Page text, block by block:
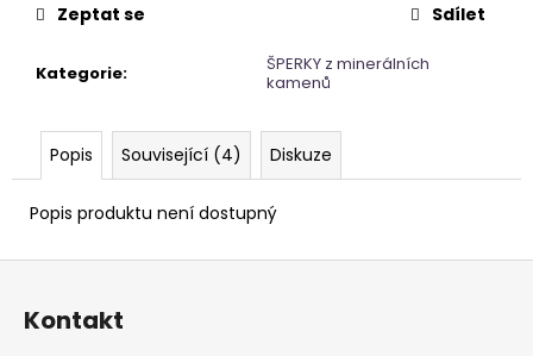
Kategorie:
ŠPERKY z minerálních
kamenů
Zeptat se Sdílet
Popis Související (4) Diskuze
Popis produktu není dostupný
Z
Kontakt